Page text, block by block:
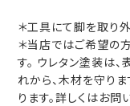
＊工具にて脚を取り
＊当店ではご希望の
す。 ウレタン塗装は
れから、木材を守り
ります。詳しくはお問